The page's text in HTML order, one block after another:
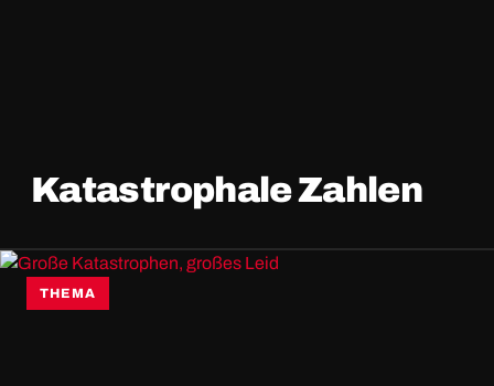
Katastrophale Zahlen
THEMA